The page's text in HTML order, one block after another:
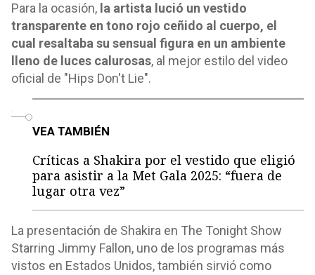
Para la ocasión, la artista lució un vestido
transparente en tono rojo ceñido al cuerpo, el
cual resaltaba su sensual figura en un ambiente
lleno de luces calurosas, al mejor estilo del video
oficial de "Hips Don't Lie".
VEA TAMBIÉN
Críticas a Shakira por el vestido que eligió
para asistir a la Met Gala 2025: “fuera de
lugar otra vez”
La presentación de Shakira en The Tonight Show
Starring Jimmy Fallon, uno de los programas más
vistos en Estados Unidos, también sirvió como